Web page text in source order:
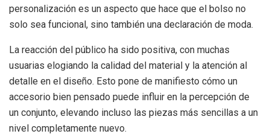
personalización es un aspecto que hace que el bolso no
solo sea funcional, sino también una declaración de moda.
La reacción del público ha sido positiva, con muchas
usuarias elogiando la calidad del material y la atención al
detalle en el diseño. Esto pone de manifiesto cómo un
accesorio bien pensado puede influir en la percepción de
un conjunto, elevando incluso las piezas más sencillas a un
nivel completamente nuevo.